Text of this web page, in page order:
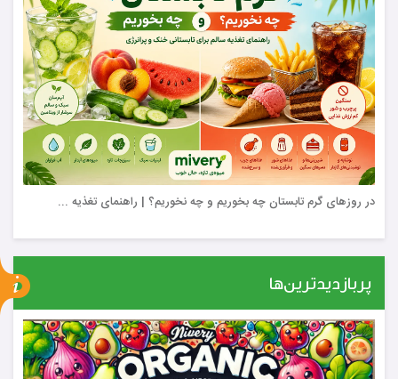
در روزهای گرم تابستان چه بخوریم و چه نخوریم؟ | راهنمای تغذیه ...
پربازدیدترین‌ها